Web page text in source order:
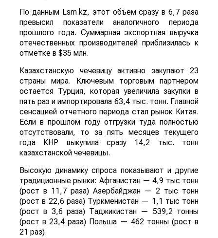
По данным Lsm.kz, этот объем сразу в 6,7 раза
превысил показатели аналогичного периода
прошлого года. Суммарная экспортная выручка
отечественных производителей приблизилась к
отметке в $35 млн.
Казахстанскую чечевицу активно закупают 23
страны мира. Ключевым торговым партнером
остается Турция, которая увеличила закупки в
пять раз и импортировала 63,4 тыс. тонн. Главной
сенсацией отчетного периода стал рынок Китая.
Если в прошлом году отгрузки туда полностью
отсутствовали, то за пять месяцев текущего
года КНР выкупила сразу 14,2 тыс. тонн
казахстанской чечевицы.
Высокую динамику спроса показывают и другие
традиционные рынки: Афганистан — 4,9 тыс тонн
(рост в 11,7 раза) Азербайджан — 2 тыс тонн
(рост в 22,6 раза) Туркменистан — 1,1 тыс тонн
(рост в 3,6 раза) Таджикистан — 539,2 тонны
(рост в 23,4 раза) Польша — 462 тонны (рост в
21 раз).